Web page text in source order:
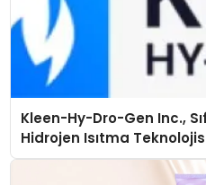
Kleen-Hy-Dro-Gen Inc.,
Hidrojen Isıtma
Düzenleyici Onaylarını